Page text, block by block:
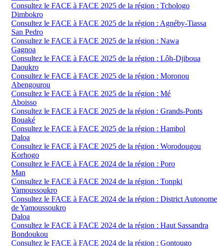
Consultez le FACE à FACE 2025 de la région : Tchologo
Dimbokro
Consultez le FACE à FACE 2025 de la région : Agnéby-Tiassa
San Pedro
Consultez le FACE à FACE 2025 de la région : Nawa
Gagnoa
Consultez le FACE à FACE 2025 de la région : Lôh-Djiboua
Daoukro
Consultez le FACE à FACE 2025 de la région : Moronou
Abengourou
Consultez le FACE à FACE 2025 de la région : Mé
Aboisso
Consultez le FACE à FACE 2025 de la région : Grands-Ponts
Bouaké
Consultez le FACE à FACE 2025 de la région : Hambol
Daloa
Consultez le FACE à FACE 2025 de la région : Worodougou
Korhogo
Consultez le FACE à FACE 2024 de la région : Poro
Man
Consultez le FACE à FACE 2024 de la région : Tonpki
Yamoussoukro
Consultez le FACE à FACE 2024 de la région : District Autonome
de Yamoussoukro
Daloa
Consultez le FACE à FACE 2024 de la région : Haut Sassandra
Bondoukou
Consultez le FACE à FACE 2024 de la région : Gontougo